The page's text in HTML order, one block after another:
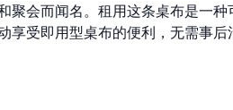
聚会而闻名。租用这条桌布是一
享受即用型桌布的便利，无需事后